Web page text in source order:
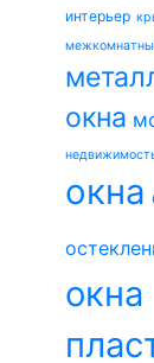
интерьер
окна
окна
окна